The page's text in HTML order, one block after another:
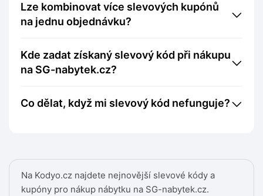
Na Kodyo.cz najdete nejnovější slevové kódy a
kupóny pro nákup nábytku na SG-nabytek.cz.
Lze kombinovat více slevových kupónů
na jednu objednávku?
Kde zadat získaný slevový kód při nákupu
na SG-nabytek.cz?
Co dělat, když mi slevový kód nefunguje?